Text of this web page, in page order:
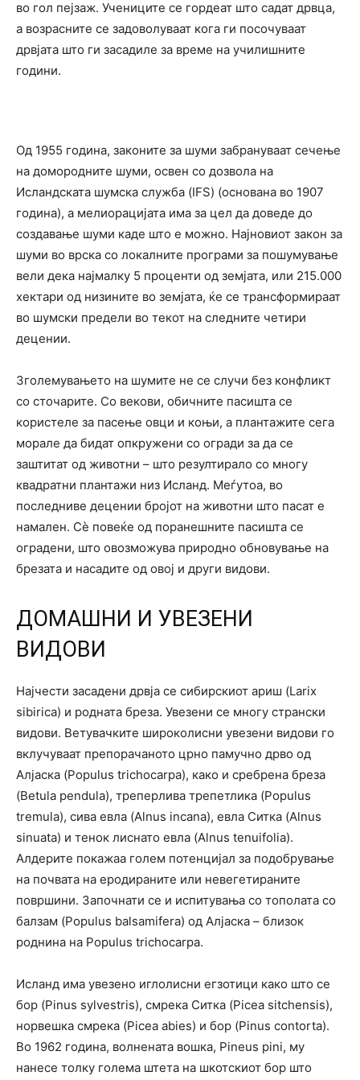
во гол пејзаж. Учениците се гордеат што садат дрвца,
а возрасните се задоволуваат кога ги посочуваат
дрвјата што ги засадиле за време на училишните
години.
Од 1955 година, законите за шуми забрануваат сечење
на домородните шуми, освен со дозвола на
Исландската шумска служба (IFS) (основана во 1907
година), а мелиорацијата има за цел да доведе до
создавање шуми каде што е можно. Најновиот закон за
шуми во врска со локалните програми за пошумување
вели дека најмалку 5 проценти од земјата, или 215.000
хектари од низините во земјата, ќе се трансформираат
во шумски предели во текот на следните четири
децении.
Зголемувањето на шумите не се случи без конфликт
со сточарите. Со векови, обичните пасишта се
користеле за пасење овци и коњи, а плантажите сега
морале да бидат опкружени со огради за да се
заштитат од животни – што резултирало со многу
квадратни плантажи низ Исланд. Меѓутоа, во
последниве децении бројот на животни што пасат е
намален. Сè повеќе од поранешните пасишта се
оградени, што овозможува природно обновување на
брезата и насадите од овој и други видови.
ДОМАШНИ И УВЕЗЕНИ
ВИДОВИ
Најчести засадени дрвја се сибирскиот ариш (Larix
sibirica) и родната бреза. Увезени се многу странски
видови. Ветувачките широколисни увезени видови го
вклучуваат препорачаното црно памучно дрво од
Алјаска (Populus trichocarpa), како и сребрена бреза
(Betula pendula), треперлива трепетлика (Populus
tremula), сива евла (Alnus incana), евла Ситка (Alnus
sinuata) и тенок лиснато евла (Alnus tenuifolia).
Алдерите покажаа голем потенцијал за подобрување
на почвата на еродираните или невегетираните
површини. Започнати се и испитувања со тополата со
балзам (Populus balsamifera) од Алјаска – близок
роднина на Populus trichocarpa.
Исланд има увезено иглолисни егзотици како што се
бор (Pinus sylvestris), смрека Ситка (Picea sitchensis),
норвешка смрека (Picea abies) и бор (Pinus contorta).
Во 1962 година, волнената вошка, Pineus pini, му
нанесе толку голема штета на шкотскиот бор што